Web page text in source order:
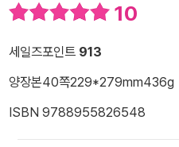
10
세일즈포인트 913
양장본40쪽229*279mm436g
ISBN 9788955826548